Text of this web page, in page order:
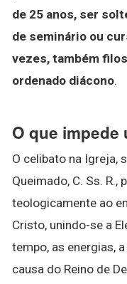
de 25 anos, ser
de seminário ou
vezes, também
ordenado diácono.
O que impede
O celibato na Igreja,
Queimado, C. Ss.
teologicamente ao
Cristo, unindo-se a
tempo, as energias,
causa do Reino de